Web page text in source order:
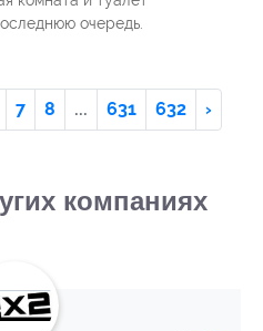
очередь.
7 8 ... 631 632 ›
компаниях